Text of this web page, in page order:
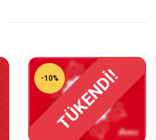
-10%TÜKENDİ!